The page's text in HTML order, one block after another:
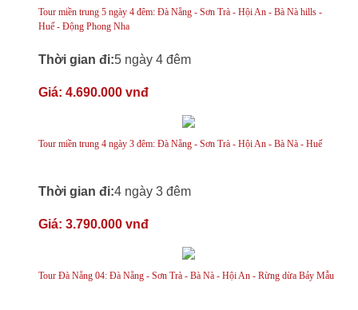
Tour miền trung 5 ngày 4 đêm: Đà Nẵng - Sơn Trà - Hội An - Bà Nà hills -
Huế - Động Phong Nha
Thời gian đi:5 ngày 4 đêm
Giá: 4.690.000 vnđ
Tour miền trung 4 ngày 3 đêm: Đà Nẵng - Sơn Trà - Hội An - Bà Nà - Huế
Thời gian đi:4 ngày 3 đêm
Giá: 3.790.000 vnđ
Tour Đà Nẵng 04: Đà Nẵng - Sơn Trà - Bà Nà - Hội An - Rừng dừa Bảy Mẫu